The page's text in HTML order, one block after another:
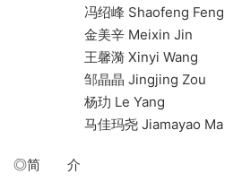
冯绍峰 Shaofeng Feng
金美辛 Meixin Jin
王馨漪 Xinyi Wang
邹晶晶 Jingjing Zou
杨玏 Le Yang
马佳玛尧 Jiamayao Ma
◎简 介